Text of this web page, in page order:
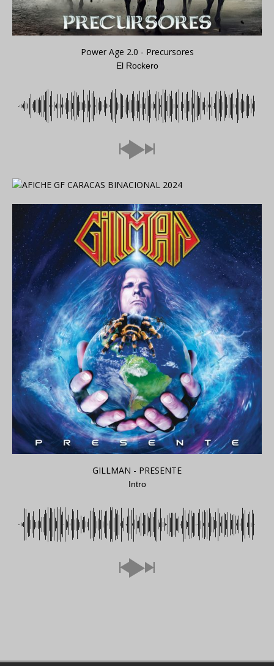
Power Age 2.0 - Precursores
El Rockero
GILLMAN - PRESENTE
Intro